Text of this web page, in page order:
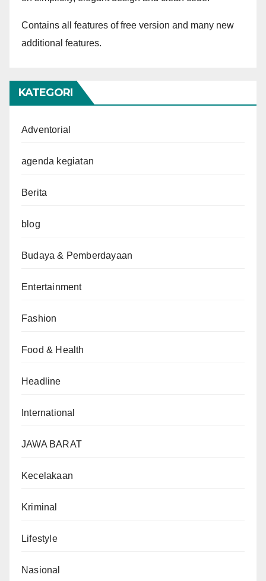
Contains all features of free version and many new
additional features.
KATEGORI
Adventorial
agenda kegiatan
Berita
blog
Budaya & Pemberdayaan
Entertainment
Fashion
Food & Health
Headline
International
JAWA BARAT
Kecelakaan
Kriminal
Lifestyle
Nasional